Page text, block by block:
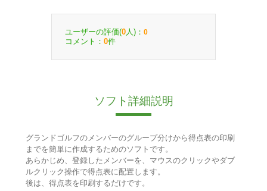
ユーザーの評価(0 人)： 0
コメント： 0件
ソフト詳細説明
グランドゴルフのメンバーのグループ分けから得点表の印刷
までを簡単に作成するためのソフトです。
あらかじめ、登録したメンバーを、マウスのクリックやダブ
ルクリック操作で得点表に配置します。
後は、得点表を印刷するだけです。